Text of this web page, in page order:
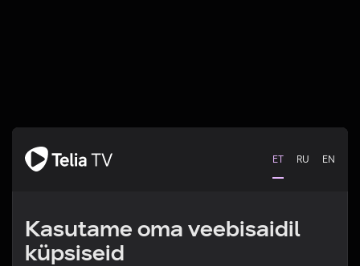
ET RU EN
Kasutame oma veebisaidil
küpsiseid